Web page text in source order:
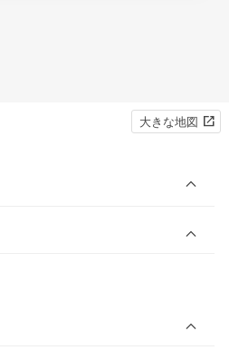
大きな地図